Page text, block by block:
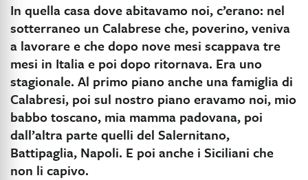
In quella casa dove abitavamo noi, c’erano: nel
sotterraneo un Calabrese che, poverino, veniva
a lavorare e che dopo nove mesi scappava tre
mesi in Italia e poi dopo ritornava. Era uno
stagionale. Al primo piano anche una famiglia di
Calabresi, poi sul nostro piano eravamo noi, mio
babbo toscano, mia mamma padovana, poi
dall’altra parte quelli del Salernitano,
Battipaglia, Napoli. E poi anche i Siciliani che
non li capivo.